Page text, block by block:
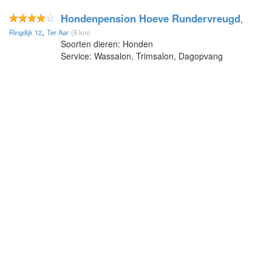
Hondenpension Hoeve Rundervreugd,
Ringdijk 12, Ter Aar (5 km)
Soorten dieren: Honden
Service: Wassalon, Trimsalon, Dagopvang